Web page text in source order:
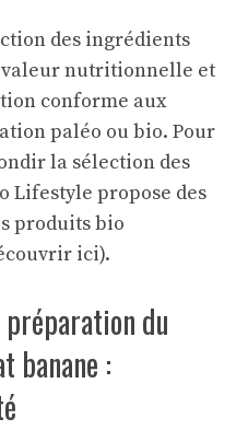
des ingrédients
nutritionnelle et
conforme aux
paléo ou bio. Pour
la sélection des
Lifestyle propose des
produits bio
ici).
du
banane :